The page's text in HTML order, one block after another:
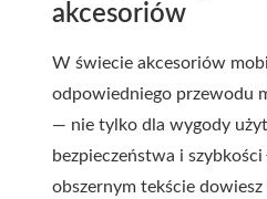
akcesoriów
W świecie akcesoriów
odpowiedniego przewodu
— nie tylko dla wygody
bezpieczeństwa i
obszernym tekście dowiesz